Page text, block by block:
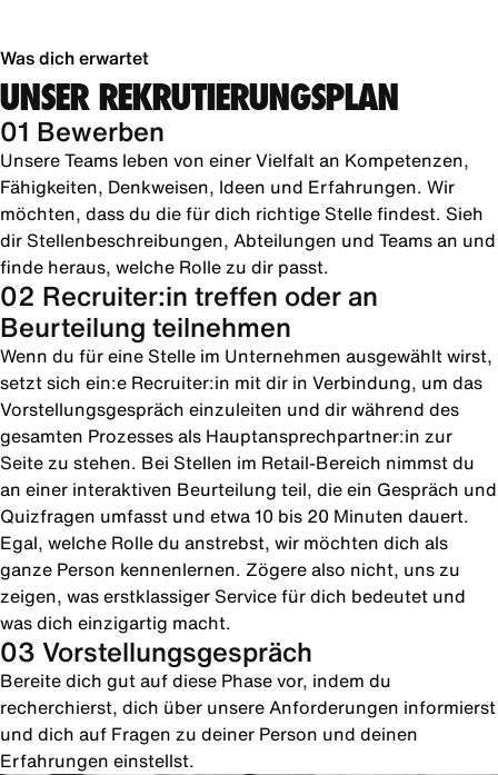
Was dich erwartet
UNSER REKRUTIERUNGSPLAN
01 Bewerben
Unsere Teams leben von einer Vielfalt an Kompetenzen,
Fähigkeiten, Denkweisen, Ideen und Erfahrungen. Wir
möchten, dass du die für dich richtige Stelle findest. Sieh
dir Stellenbeschreibungen, Abteilungen und Teams an und
finde heraus, welche Rolle zu dir passt.
02 Recruiter:in treffen oder an
Beurteilung teilnehmen
Wenn du für eine Stelle im Unternehmen ausgewählt wirst,
setzt sich ein:e Recruiter:in mit dir in Verbindung, um das
Vorstellungsgespräch einzuleiten und dir während des
gesamten Prozesses als Hauptansprechpartner:in zur
Seite zu stehen. Bei Stellen im Retail-Bereich nimmst du
an einer interaktiven Beurteilung teil, die ein Gespräch und
Quizfragen umfasst und etwa 10 bis 20 Minuten dauert.
Egal, welche Rolle du anstrebst, wir möchten dich als
ganze Person kennenlernen. Zögere also nicht, uns zu
zeigen, was erstklassiger Service für dich bedeutet und
was dich einzigartig macht.
03 Vorstellungsgespräch
Bereite dich gut auf diese Phase vor, indem du
recherchierst, dich über unsere Anforderungen informierst
und dich auf Fragen zu deiner Person und deinen
Erfahrungen einstellst.